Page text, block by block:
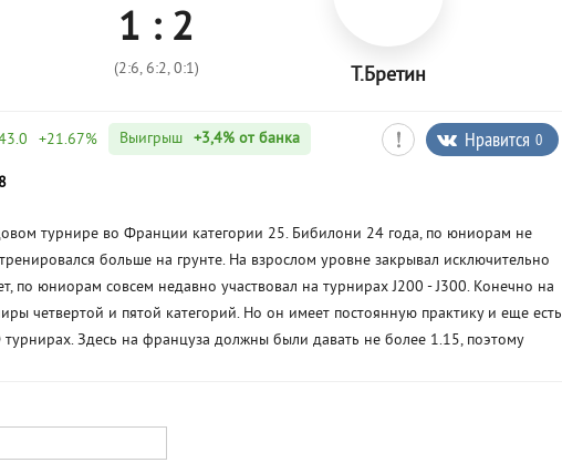
1 : 2
(2:6, 6:2, 0:1) Т.Бретин
+21.67% Выигрыш +3,4%от банка Нравится 0
турнире во Франции категории 25. Бибилони 24 года, по юниорам не
больше на грунте. На взрослом уровне закрывал исключительно
по юниорам совсем недавно участвовал на турнирах J200 - J300. Конечно на
четвертой и пятой категорий. Но он имеет постоянную практику и еще есть
Здесь на француза должны были давать не более 1.15, поэтому